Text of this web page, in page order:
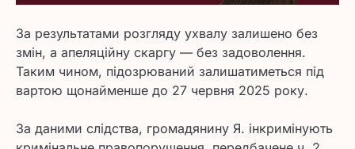
За результатами розгляду ухвалу залишено без
змін, а апеляційну скаргу — без задоволення.
Таким чином, підозрюваний залишатиметься під
вартою щонайменше до 27 червня 2025 року.
За даними слідства, громадянину Я. інкримінують